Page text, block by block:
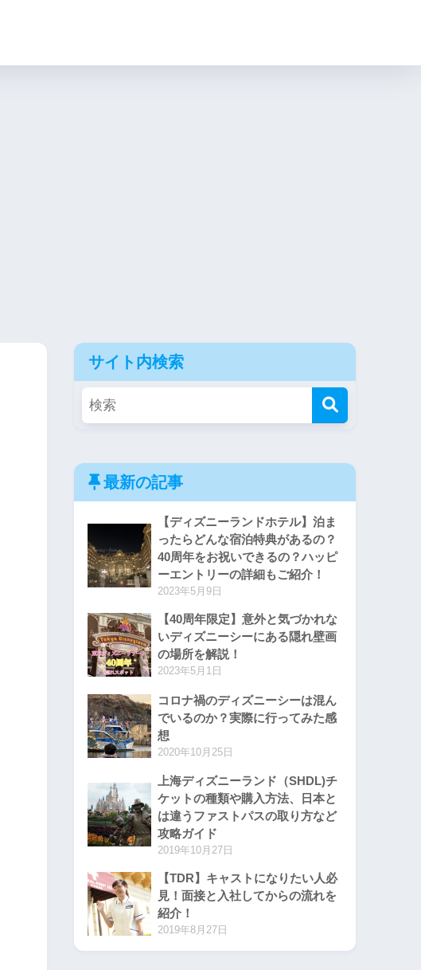
サイト内検索
最新の記事
【ディズニーランドホテル】泊ま
ったらどんな宿泊特典があるの？
40周年をお祝いできるの？ハッピ
ーエントリーの詳細もご紹介！
2023年5月9日
【40周年限定】意外と気づかれな
いディズニーシーにある隠れ壁画
の場所を解説！
2023年5月1日
コロナ禍のディズニーシーは混ん
でいるのか？実際に行ってみた感
想
2020年10月25日
上海ディズニーランド（SHDL)チ
ケットの種類や購入方法、日本と
は違うファストパスの取り方など
攻略ガイド
2019年10月27日
【TDR】キャストになりたい人必
見！面接と入社してからの流れを
紹介！
2019年8月27日